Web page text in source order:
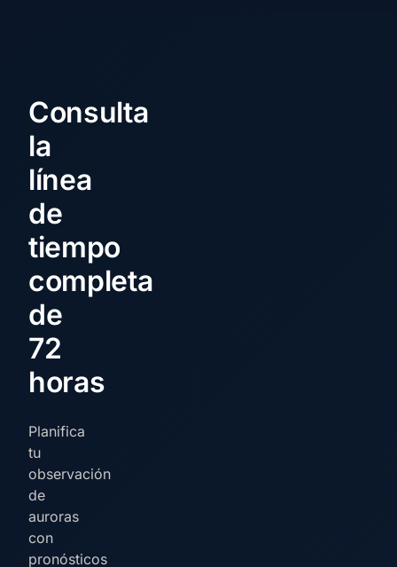
Consulta
la
línea
de
tiempo
completa
de
72
horas
Planifica
tu
observación
de
auroras
con
pronósticos